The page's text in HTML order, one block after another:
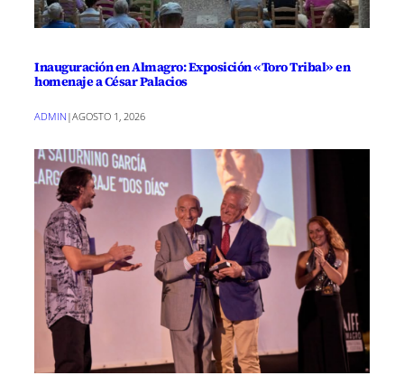
Inauguración en Almagro: Exposición «Toro Tribal» en
homenaje a César Palacios
ADMIN |AGOSTO 1, 2026